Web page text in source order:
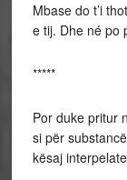
Mbase do t’i
e tij. Dhe né po
*****
Por duke pritur
si për
kësaj